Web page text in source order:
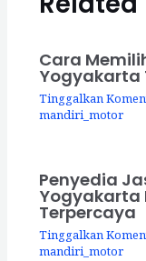
Cara
Yogyakarta
Tinggalkan
mandiri_motor
Penyedia
Yogyakarta
Terpercaya
Tinggalkan
mandiri_motor